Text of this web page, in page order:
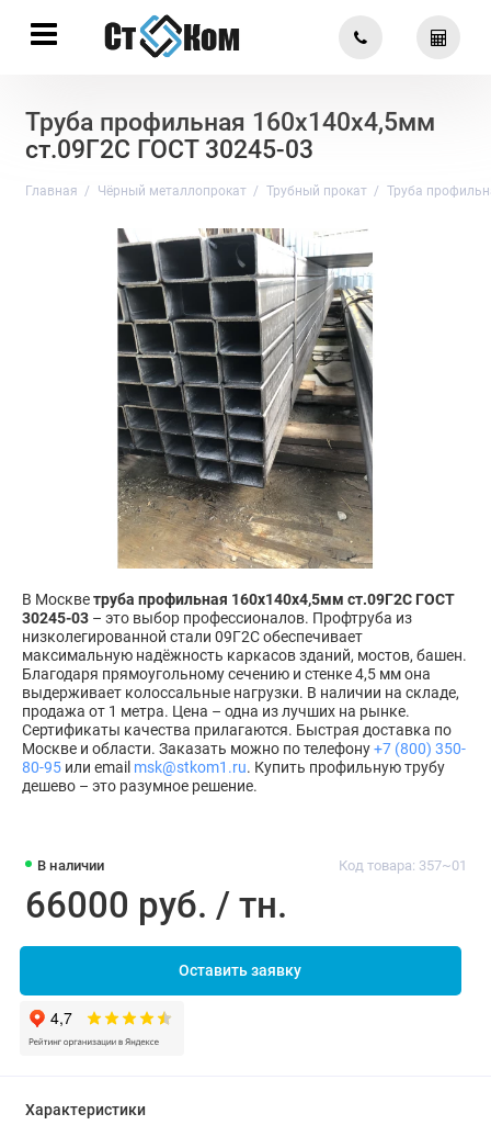
Труба профильная 160х140х4,5мм
ст.09Г2С ГОСТ 30245-03
Главная Чёрный металлопрокат Трубный прокат Труба
В наличии Код товара: 357~01
66000 руб. / тн.
Оставить заявку
В Москветруба профильная 160х140х4,5мм ст.09Г2С ГОСТ
30245-03 – это выбор профессионалов. Профтруба из
низколегированной стали 09Г2С обеспечивает
максимальную надёжность каркасов зданий, мостов, башен.
Благодаря прямоугольному сечению и стенке 4,5 мм она
выдерживает колоссальные нагрузки. В наличии на складе,
продажа от 1 метра. Цена – одна из лучших на рынке.
Сертификаты качества прилагаются. Быстрая доставка по
Москве и области. Заказать можно по телефону+7 (800) 350-
80-95 или email msk@stkom1.ru. Купить профильную трубу
дешево – это разумное решение.
Характеристики